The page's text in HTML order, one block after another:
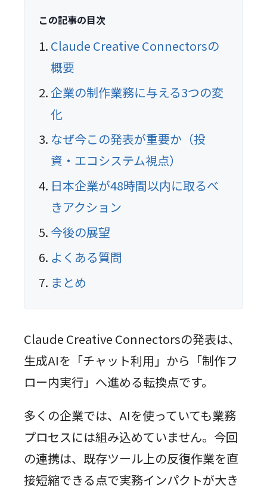
この記事の目次
Claude Creative Connectorsの
概要
企業の制作業務に与える3つの変
化
なぜ今この発表が重要か（投
資・エコシステム視点）
日本企業が48時間以内に取るべ
きアクション
今後の展望
よくある質問
まとめ
Claude Creative Connectorsの発表は、
生成AIを「チャット利用」から「制作フ
ロー内実行」へ進める転換点です。
多くの企業では、AIを使っていても業務
プロセスには組み込めていません。今回
の連携は、既存ツール上の反復作業を直
接短縮できる点で実務インパクトが大き